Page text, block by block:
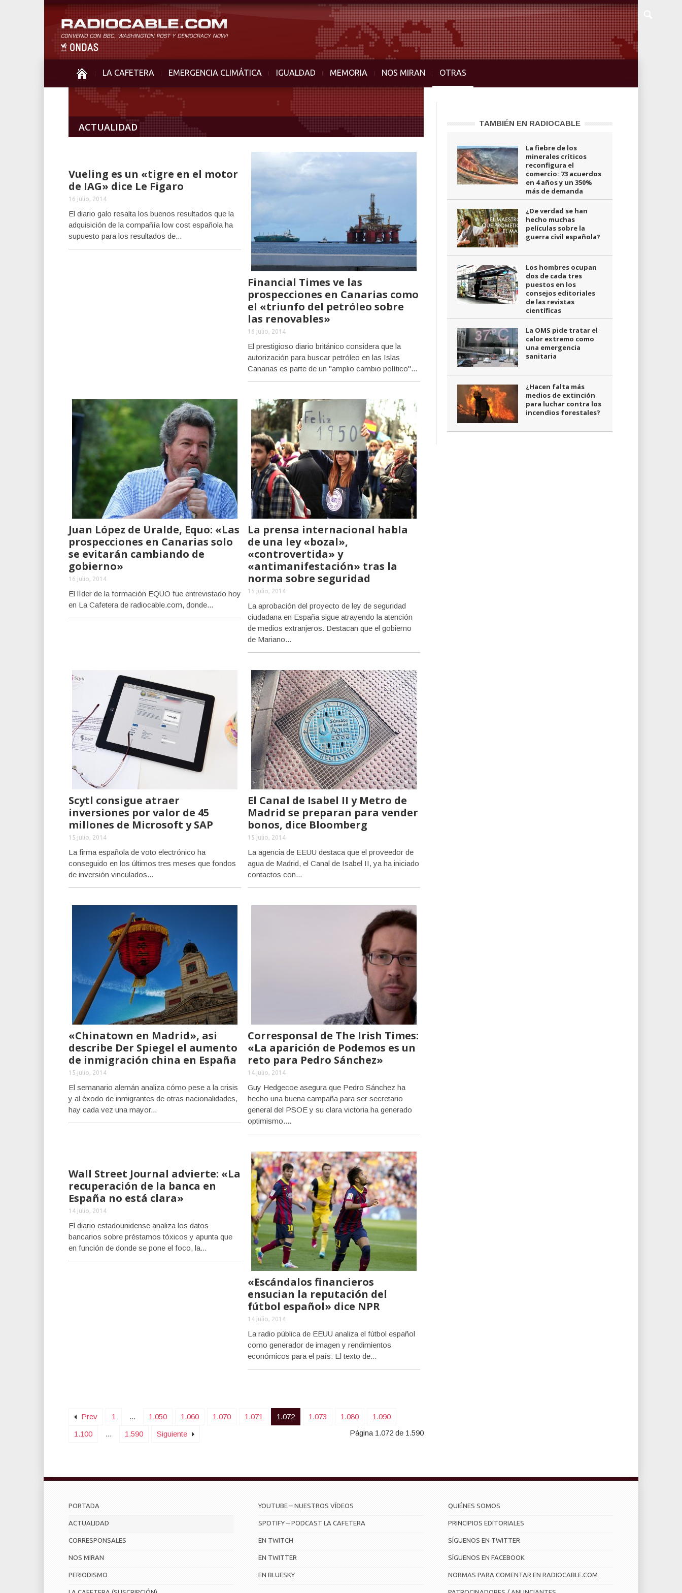
LA CAFETERA EMERGENCIA CLIMÁTICA IGUALDAD MEMORIA NOS MIRAN OTRAS
ACTUALIDAD
Vueling es un «tigre en el motor
de IAG» dice Le Figaro
16 julio, 2014
El diario galo resalta los buenos resultados que la
adquisición de la compañía low cost española ha
supuesto para los resultados de...
Financial Times ve las
prospecciones en Canarias como
el «triunfo del petróleo sobre
las renovables»
16 julio, 2014
El prestigioso diario británico considera que la
autorización para buscar petróleo en las Islas
Canarias es parte de un "amplio cambio político"...
Juan López de Uralde, Equo: «Las
prospecciones en Canarias solo
se evitarán cambiando de
gobierno»
16 julio, 2014
El líder de la formación EQUO fue entrevistado hoy
en La Cafetera de radiocable.com, donde...
La prensa internacional habla
de una ley «bozal»,
«controvertida» y
«antimanifestación» tras la
norma sobre seguridad
15 julio, 2014
La aprobación del proyecto de ley de seguridad
ciudadana en España sigue atrayendo la atención
de medios extranjeros. Destacan que el gobierno
de Mariano...
Scytl consigue atraer
inversiones por valor de 45
millones de Microsoft y SAP
15 julio, 2014
La firma española de voto electrónico ha
conseguido en los últimos tres meses que fondos
de inversión vinculados...
El Canal de Isabel II y Metro de
Madrid se preparan para vender
bonos, dice Bloomberg
15 julio, 2014
La agencia de EEUU destaca que el proveedor de
agua de Madrid, el Canal de Isabel II, ya ha iniciado
contactos con...
«Chinatown en Madrid», asi
describe Der Spiegel el aumento
de inmigración china en España
15 julio, 2014
El semanario alemán analiza cómo pese a la crisis
y al éxodo de inmigrantes de otras nacionalidades,
hay cada vez una mayor...
Corresponsal de The Irish Times:
«La aparición de Podemos es un
reto para Pedro Sánchez»
14 julio, 2014
Guy Hedgecoe asegura que Pedro Sánchez ha
hecho una buena campaña para ser secretario
general del PSOE y su clara victoria ha generado
optimismo....
Wall Street Journal advierte: «La
recuperación de la banca en
España no está clara»
14 julio, 2014
El diario estadounidense analiza los datos
bancarios sobre préstamos tóxicos y apunta que
en función de donde se pone el foco, la...
«Escándalos financieros
ensucian la reputación del
fútbol español» dice NPR
14 julio, 2014
La radio pública de EEUU analiza el fútbol español
como generador de imagen y rendimientos
económicos para el país. El texto de...
Prev 1 ... 1.050 1.060 1.070 1.071 1.072 1.073 1.080
1.090
1.100
... 1.590 Siguiente Página 1.072 de 1.590
TAMBIÉN EN RADIOCABLE
La fiebre de los
minerales críticos
reconfigura el
comercio: 73 acuerdos
en 4 años y un 350%
más de demanda
¿De verdad se han
hecho muchas
películas sobre la
guerra civil española?
Los hombres ocupan
dos de cada tres
puestos en los
consejos editoriales
de las revistas
científicas
La OMS pide tratar el
calor extremo como
una emergencia
sanitaria
¿Hacen falta más
medios de extinción
para luchar contra los
incendios forestales?
PORTADA
ACTUALIDAD
CORRESPONSALES
NOS MIRAN
PERIODISMO
YOUTUBE – NUESTROS VÍDEOS
SPOTIFY – PODCAST LA CAFETERA
EN TWITCH
EN TWITTER
EN BLUESKY
QUIÉNES SOMOS
PRINCIPIOS EDITORIALES
SÍGUENOS EN TWITTER
SÍGUENOS EN FACEBOOK
NORMAS PARA COMENTAR EN RADIOCABLE.COM